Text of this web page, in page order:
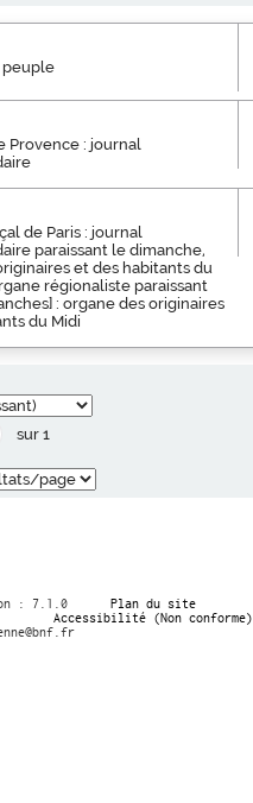
peuple
Provence : journal
de Paris : journal
paraissant le dimanche,
et des habitants du
régionaliste paraissant
: organe des originaires
du Midi
sur 1
: 7.1.0 Plan du site
Accessibilité (Non conforme)